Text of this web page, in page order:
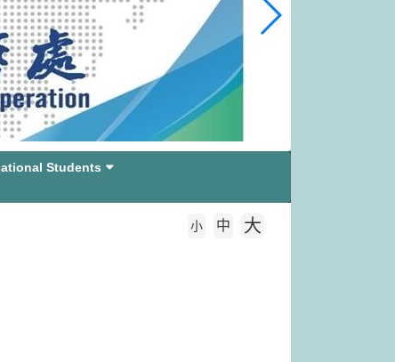
Students
小 中 大